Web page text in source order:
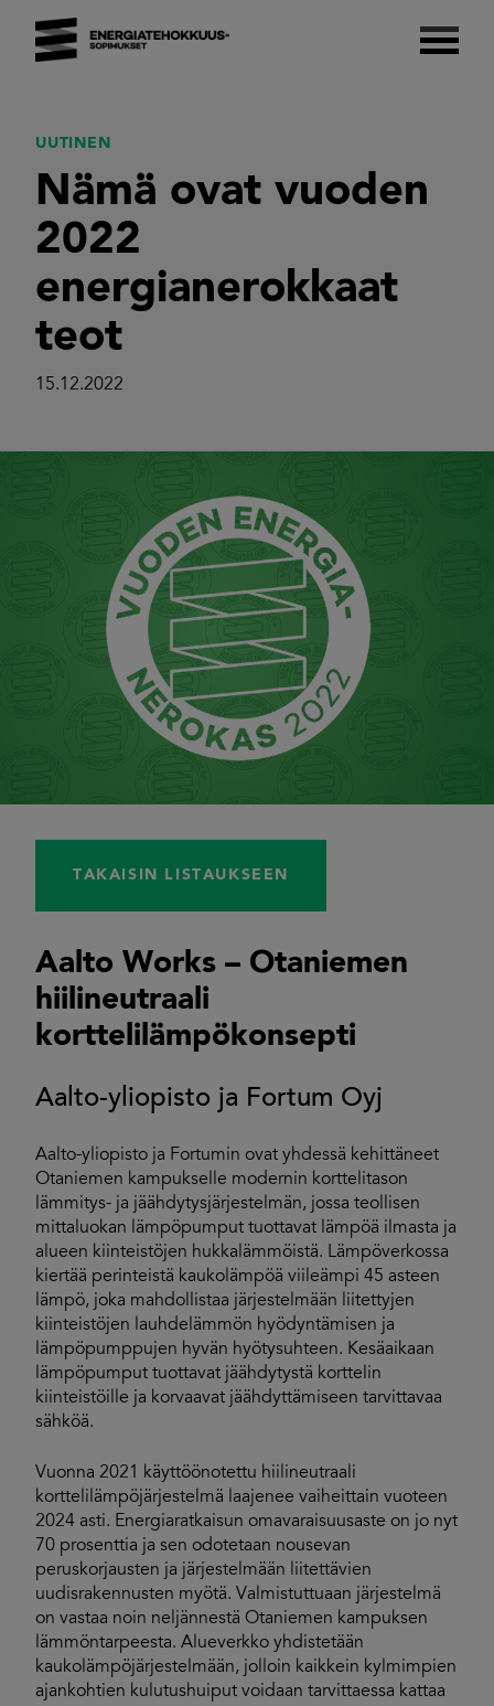
content
UUTINEN
Nämä ovat vuoden
2022
energianerokkaat
teot
15.12.2022
TAKAISIN LISTAUKSEEN
Aalto Works – Otaniemen
hiilineutraali
korttelilämpökonsepti
Aalto-yliopisto ja Fortum Oyj
Aalto-yliopisto ja Fortumin ovat yhdessä kehittäneet
Otaniemen kampukselle modernin korttelitason
lämmitys- ja jäähdytysjärjestelmän, jossa teollisen
mittaluokan lämpöpumput tuottavat lämpöä ilmasta ja
alueen kiinteistöjen hukkalämmöistä. Lämpöverkossa
kiertää perinteistä kaukolämpöä viileämpi 45 asteen
lämpö, joka mahdollistaa järjestelmään liitettyjen
kiinteistöjen lauhdelämmön hyödyntämisen ja
lämpöpumppujen hyvän hyötysuhteen. Kesäaikaan
lämpöpumput tuottavat jäähdytystä korttelin
kiinteistöille ja korvaavat jäähdyttämiseen tarvittavaa
sähköä.
Vuonna 2021 käyttöönotettu hiilineutraali
korttelilämpöjärjestelmä laajenee vaiheittain vuoteen
2024 asti. Energiaratkaisun omavaraisuusaste on jo nyt
70 prosenttia ja sen odotetaan nousevan
peruskorjausten ja järjestelmään liitettävien
uudisrakennusten myötä. Valmistuttuaan järjestelmä
on vastaa noin neljännestä Otaniemen kampuksen
lämmöntarpeesta. Alueverkko yhdistetään
kaukolämpöjärjestelmään, jolloin kaikkein kylmimpien
ajankohtien kulutushuiput voidaan tarvittaessa kattaa